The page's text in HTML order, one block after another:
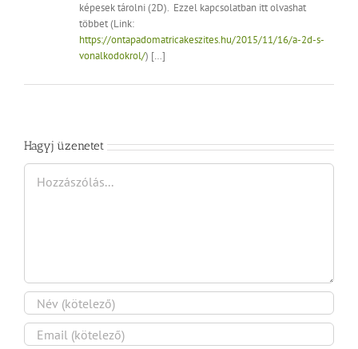
képesek tárolni (2D). Ezzel kapcsolatban itt olvashat
többet (Link:
https://ontapadomatricakeszites.hu/2015/11/16/a-2d-s-
vonalkodokrol/) […]
Hagyj üzenetet
Hozzászólás